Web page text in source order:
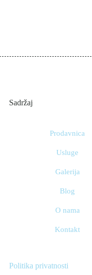
Sadržaj
Prodavnica
Usluge
Galerija
Blog
O nama
Kontakt
Politika privatnosti